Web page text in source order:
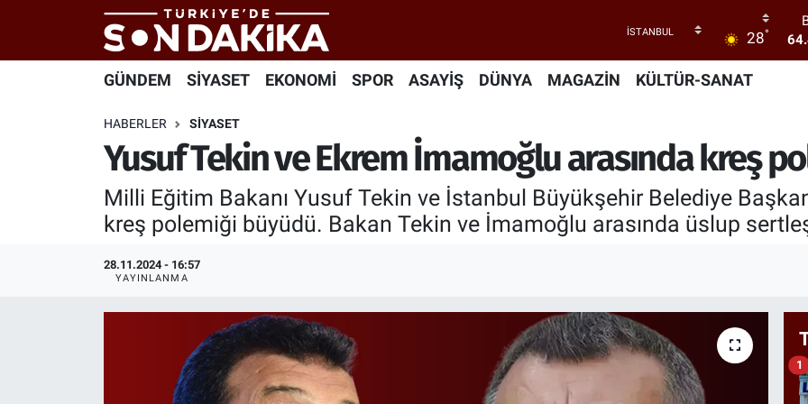
28°
GÜNDEM SİYASET EKONOMİ SPOR ASAYİŞ DÜNYA MAGAZİN KÜLTÜR-SANAT
HABERLER SİYASET
Yusuf Tekin ve Ekrem İmamoğlu arasında kreş
Milli Eğitim Bakanı Yusuf Tekin ve İstanbul Büyükşehir Belediye
kreş polemiği büyüdü. Bakan Tekin ve İmamoğlu arasında üslup
28.11.2024 - 16:57
YAYINLANMA
1
Hava Durumu
Trafik Durumu
Süper Lig Puan Durumu ve Fikstür
Tüm Manşetler